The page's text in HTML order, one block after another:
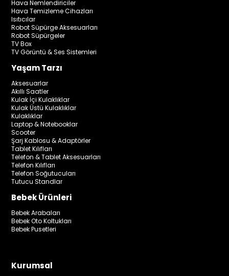
Hava Nemlendiriciler
Hava Temizleme Cihazları
Isıtıcılar
Robot Süpürge Aksesuarları
Robot Süpürgeler
TV Box
TV Görüntü & Ses Sistemleri
Yaşam Tarzı
Aksesuarlar
Akıllı Saatler
Kulak İçi Kulaklıklar
Kulak Üstü Kulaklıklar
Kulaklıklar
Laptop & Notebooklar
Scooter
Şarj Kablosu & Adaptörler
Tablet Kılıfları
Telefon & Tablet Aksesuarları
Telefon Kılıfları
Telefon Soğutucuları
Tutucu Standlar
Bebek Ürünleri
Bebek Arabaları
Bebek Oto Koltukları
Bebek Pusetleri
Kurumsal